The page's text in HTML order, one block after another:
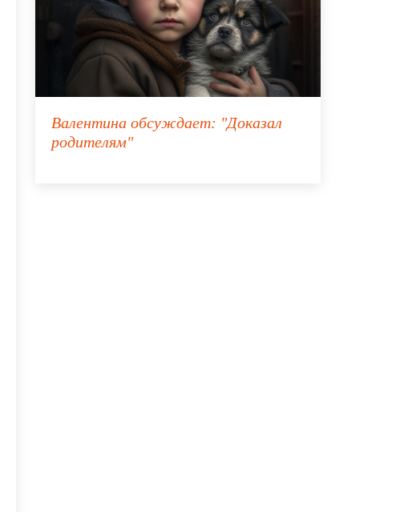
Валентина обсуждает: "Доказал
родителям"